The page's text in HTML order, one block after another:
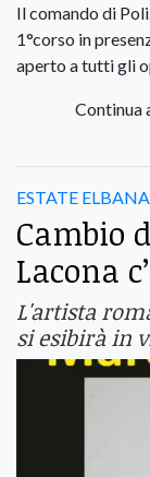
Il comando di
1°corso in
aperto a tutti gli
Continua
ESTATE ELBANA
Cambio
Lacona
L'artista
si esibirà in